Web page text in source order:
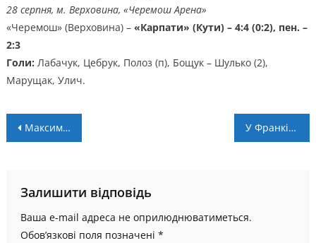
28 серпня, м. Верховина, «Черемош Арена»
«Черемош» (Верховина) – «Карпати» (Кути) – 4:4 (0:2), пен. –
2:3
Голи: Лабачук, Цебрук, Полоз (п), Бощук – Шулько (2),
Марущак, Улич.
Навігація
Максим ДРОЗД: “Перша перемога на чемпіонаті світу – це дуже важливо” У Франківську відбувся легкоатлетичний забіг на знак шани загиблим воїнам
Залишити відповідь
Ваша e-mail адреса не оприлюднюватиметься.
Обов’язкові поля позначені *